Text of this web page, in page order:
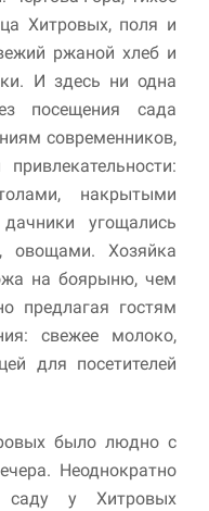
Хитровых, поля и
ржаной хлеб и
И здесь ни одна
посещения сада
современников,
накрытыми
угощались
овощами. Хозяйка
на боярыню, чем
предлагая гостям
свежее молоко,
для посетителей
было людно с
Неоднократно
у Хитровых